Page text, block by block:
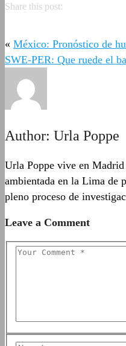
Share this post:
« México: Pronóstico de
SWE-PER: Que ruede el
Author: Urla Poppe
Urla Poppe vive en
ambientada en la Lima de
pleno proceso de
Leave a Comment